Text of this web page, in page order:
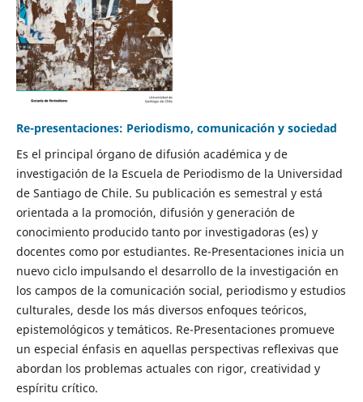
Re-presentaciones: Periodismo, comunicación y sociedad
Es el principal órgano de difusión académica y de
investigación de la Escuela de Periodismo de la Universidad
de Santiago de Chile. Su publicación es semestral y está
orientada a la promoción, difusión y generación de
conocimiento producido tanto por investigadoras (es) y
docentes como por estudiantes. Re-Presentaciones inicia un
nuevo ciclo impulsando el desarrollo de la investigación en
los campos de la comunicación social, periodismo y estudios
culturales, desde los más diversos enfoques teóricos,
epistemológicos y temáticos. Re-Presentaciones promueve
un especial énfasis en aquellas perspectivas reflexivas que
abordan los problemas actuales con rigor, creatividad y
espíritu crítico.